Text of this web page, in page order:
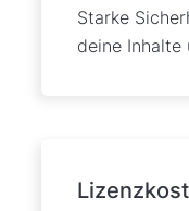
Starke
deine Inhalte